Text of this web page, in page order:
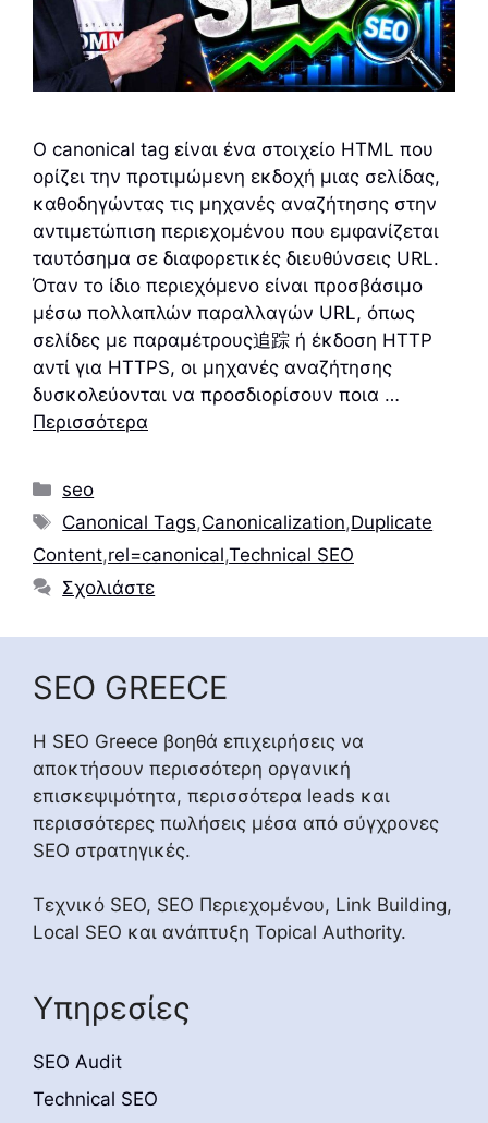
Ο canonical tag είναι ένα στοιχείο HTML που
ορίζει την προτιμώμενη εκδοχή μιας σελίδας,
καθοδηγώντας τις μηχανές αναζήτησης στην
αντιμετώπιση περιεχομένου που εμφανίζεται
ταυτόσημα σε διαφορετικές διευθύνσεις URL.
Όταν το ίδιο περιεχόμενο είναι προσβάσιμο
μέσω πολλαπλών παραλλαγών URL, όπως
σελίδες με παραμέτρους追踪 ή έκδοση HTTP
αντί για HTTPS, οι μηχανές αναζήτησης
δυσκολεύονται να προσδιορίσουν ποια …
Περισσότερα
Κατηγορίες
seo
Ετικέτες
Canonical Tags,Canonicalization,Duplicate
Content,rel=canonical,Technical SEO
Σχολιάστε
SEO GREECE
Η SEO Greece βοηθά επιχειρήσεις να
αποκτήσουν περισσότερη οργανική
επισκεψιμότητα, περισσότερα leads και
περισσότερες πωλήσεις μέσα από σύγχρονες
SEO στρατηγικές.
Τεχνικό SEO, SEO Περιεχομένου, Link Building,
Local SEO και ανάπτυξη Topical Authority.
Υπηρεσίες
SEO Audit
Technical SEO